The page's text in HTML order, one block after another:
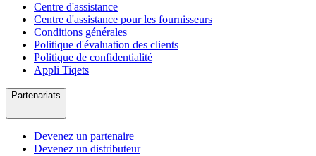
Centre d'assistance
Centre d'assistance pour les fournisseurs
Conditions générales
Politique d'évaluation des clients
Politique de confidentialité
Appli Tiqets
Partenariats
Devenez un partenaire
Devenez un distributeur